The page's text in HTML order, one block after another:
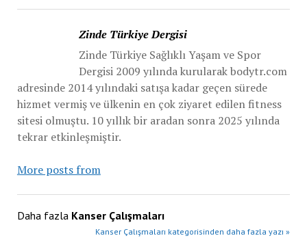
Zinde Türkiye Dergisi
Zinde Türkiye Sağlıklı Yaşam ve Spor
Dergisi 2009 yılında kurularak bodytr.com
adresinde 2014 yılındaki satışa kadar geçen sürede
hizmet vermiş ve ülkenin en çok ziyaret edilen fitness
sitesi olmuştu. 10 yıllık bir aradan sonra 2025 yılında
tekrar etkinleşmiştir.
More posts from
Daha fazla Kanser Çalışmaları
Kanser Çalışmaları kategorisinden daha fazla yazı »